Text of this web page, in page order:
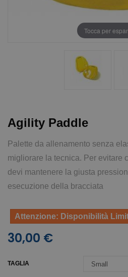
Tocca per
Agility Paddle
Palette da allenamento senza
migliorare la tecnica. Per evitare
devi mantenere la giusta
esecuzione della bracciata
Attenzione: Disponibilità
30,00 €
TAGLIA